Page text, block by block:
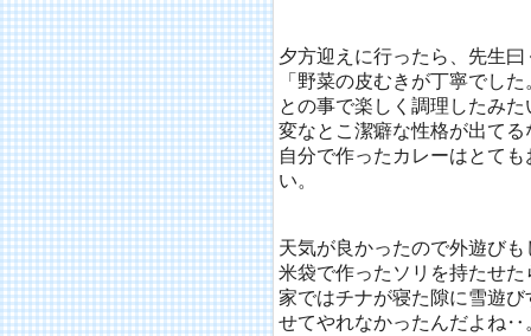
夕方迎えに行ったら、先生曰
「野菜の皮むきが丁寧でし
との事で楽しく調理したみた
変なとこ潔癖な性格が出てる
自分で作ったカレーはとて
い。
天気が良かったので外遊び
米袋で作ったソリを持たせ
家ではチナが寝た隙に雪遊
せてやれなかったんだよね‥